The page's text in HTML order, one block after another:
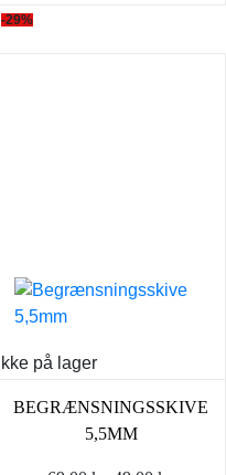
-29%
Ikke på lager
BEGRÆNSNINGSSKIVE
5,5MM